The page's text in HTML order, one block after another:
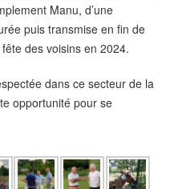
Manu, d’une
puis transmise en fin de
des voisins en 2024.
dans ce secteur de la
opportunité pour se